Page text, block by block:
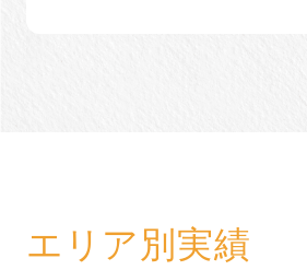
エリア別実績